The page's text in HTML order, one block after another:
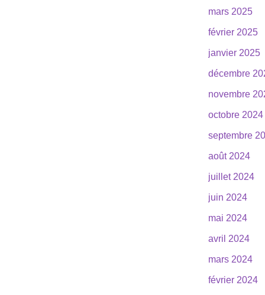
mars 2025
février 2025
janvier 2025
décembre
novembre
octobre 2024
septembre
août 2024
juillet 2024
juin 2024
mai 2024
avril 2024
mars 2024
février 2024